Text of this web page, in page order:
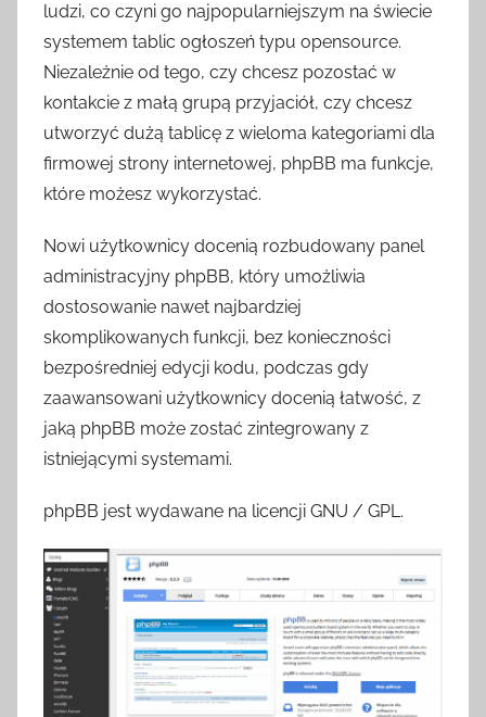
ludzi, co czyni go najpopularniejszym na świecie
systemem tablic ogłoszeń typu opensource.
Niezależnie od tego, czy chcesz pozostać w
kontakcie z małą grupą przyjaciół, czy chcesz
utworzyć dużą tablicę z wieloma kategoriami dla
firmowej strony internetowej, phpBB ma funkcje,
które możesz wykorzystać.
Nowi użytkownicy docenią rozbudowany panel
administracyjny phpBB, który umożliwia
dostosowanie nawet najbardziej
skomplikowanych funkcji, bez konieczności
bezpośredniej edycji kodu, podczas gdy
zaawansowani użytkownicy docenią łatwość, z
jaką phpBB może zostać zintegrowany z
istniejącymi systemami.
phpBB jest wydawane na licencji GNU / GPL.